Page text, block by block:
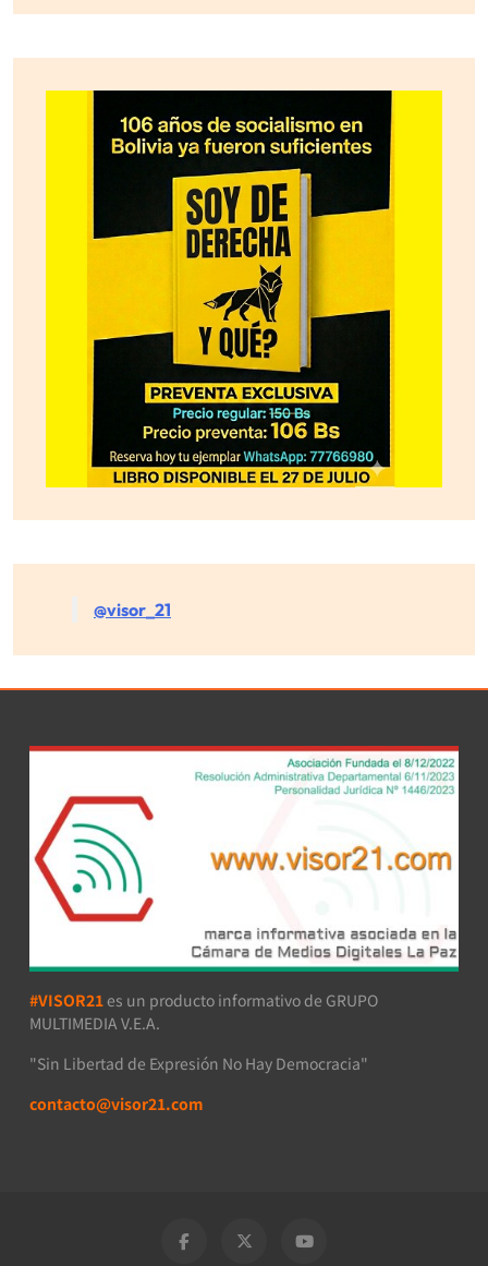
@visor_21
#VISOR21 es un producto informativo de GRUPO
MULTIMEDIA V.E.A.
"Sin Libertad de Expresión No Hay Democracia"
contacto@visor21.com